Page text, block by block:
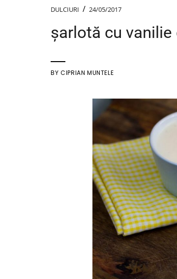
DULCIURI / 24/05/2017
șarlotă cu
BYCIPRIAN MUNTELE